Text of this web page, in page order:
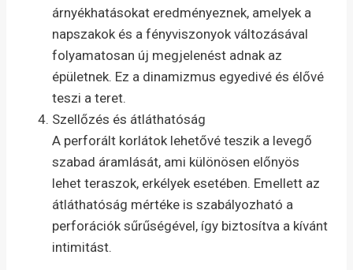
árnyékhatásokat eredményeznek, amelyek a
napszakok és a fényviszonyok változásával
folyamatosan új megjelenést adnak az
épületnek. Ez a dinamizmus egyedivé és élővé
teszi a teret.​
Szellőzés és átláthatóság
A perforált korlátok lehetővé teszik a levegő
szabad áramlását, ami különösen előnyös
lehet teraszok, erkélyek esetében. Emellett az
átláthatóság mértéke is szabályozható a
perforációk sűrűségével, így biztosítva a kívánt
intimitást.​